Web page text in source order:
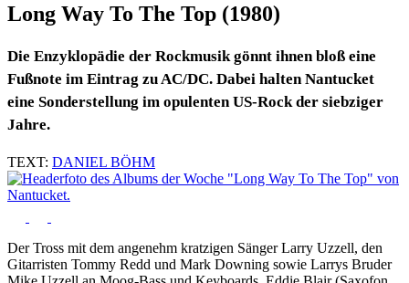
Long Way To The Top (1980)
Die Enzyklopädie der Rockmusik gönnt ihnen bloß eine
Fußnote im Eintrag zu AC/DC. Dabei halten Nantucket
eine Sonderstellung im opulenten US-Rock der siebziger
Jahre.
TEXT: DANIEL BÖHM
Der Tross mit dem angenehm kratzigen Sänger Larry Uzzell, den
Gitarristen Tommy Redd und Mark Downing sowie Larrys Bruder